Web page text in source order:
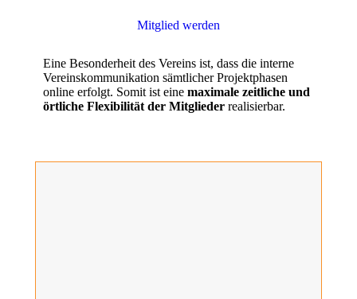
Mitglied werden
Eine Besonderheit des Vereins ist, dass die interne
Vereinskommunikation sämtlicher Projektphasen
online erfolgt. Somit ist eine maximale zeitliche und
örtliche Flexibilität der Mitglieder realisierbar.